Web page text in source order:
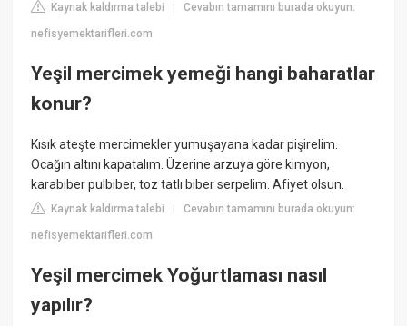
Kaynak kaldırma talebi |Cevabın tamamını burada okuyun:
nefisyemektarifleri.com
Yeşil mercimek yemeği hangi baharatlar
konur?
Kısık ateşte mercimekler yumuşayana kadar pişirelim.
Ocağın altını kapatalım. Üzerine arzuya göre kimyon,
karabiber pulbiber, toz tatlı biber serpelim. Afiyet olsun.
Kaynak kaldırma talebi |Cevabın tamamını burada okuyun:
nefisyemektarifleri.com
Yeşil mercimek Yoğurtlaması nasıl
yapılır?